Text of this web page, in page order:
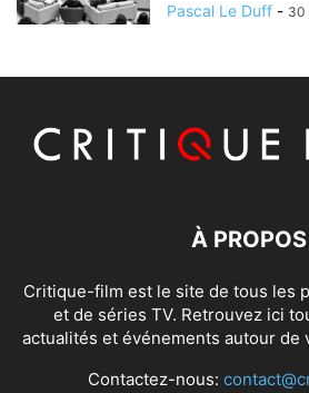
Pascal Le Duff - 30
À PROPOS
Critique-film est le site de tous les
et de séries TV. Retrouvez ici
actualités et événements autour de
Contactez-nous: